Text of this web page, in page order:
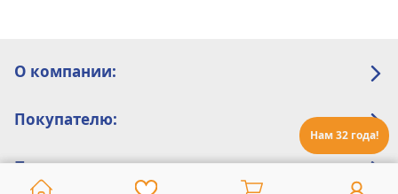
Нам 32 года!
О компании:
Покупателю:
Помощь: